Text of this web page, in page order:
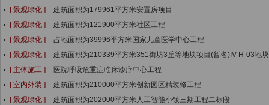
[ 景观绿化 ]
建筑面积为179961平方米安置房项目
[ 景观绿化 ]
建筑面积为121900平方米社区工程
[ 景观绿化 ]
占地面积为39996平方米国家儿童医学中心工程
[ 景观绿化 ]
建筑面积为210339平方米351街坊3丘等地块项目(暂名)IV-H-03地块
[ 主体施工 ]
医院呼吸危重症临床诊疗中心工程
[ 室内外装 ]
建筑面积为210000平方米创新园区精装修工程
[ 景观绿化 ]
建筑面积为202000平方米人工智能小镇三期工程二标段